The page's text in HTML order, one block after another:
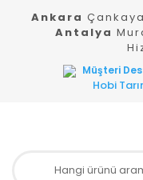
Ankara
Antalya
Müşteri
Hobi